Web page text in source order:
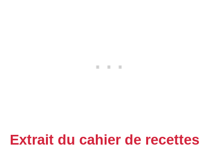
Extrait du cahier de recettes